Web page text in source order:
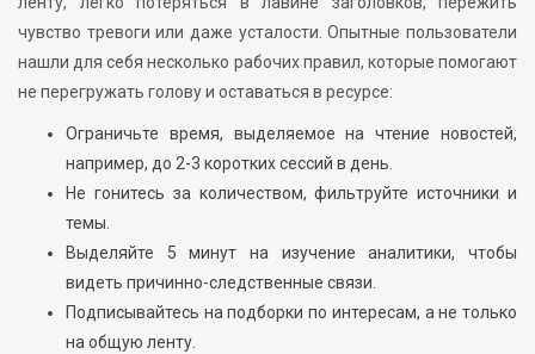
чувство тревоги или даже усталости. Опытные пользователи
нашли для себя несколько рабочих правил, которые помогают
не перегружать голову и оставаться в ресурсе:
Ограничьте время, выделяемое на чтение новостей,
например, до 2-3 коротких сессий в день.
Не гонитесь за количеством, фильтруйте источники и
темы.
Выделяйте 5 минут на изучение аналитики, чтобы
видеть причинно-следственные связи.
Подписывайтесь на подборки по интересам, а не только
на общую ленту.